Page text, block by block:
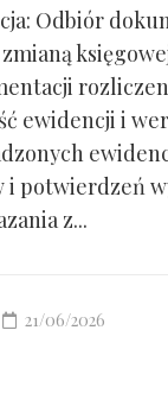
Odbiór
ewidencji i
potwierdzeń
z...
21/06/2026